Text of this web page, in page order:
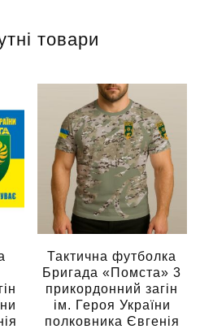
товари
Тактична футболка
Бригада «Помста» 3
прикордонний загін
ім. Героя України
полковника Євгенія